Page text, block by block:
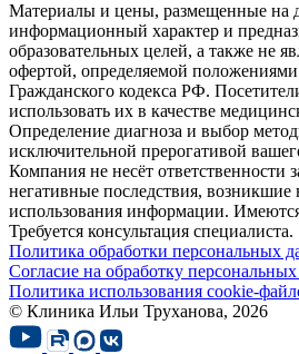
Материалы и цены, размещенные на
информационный характер и
образовательных целей, а также не
офертой, определяемой
Гражданского кодекса РФ.
использовать их в качестве
Определение диагноза и выбор
исключительной прерогативой
Компания не несёт ответственности
негативные последствия, возникшие
использования информации.
Требуется консультация специалиста.
Политика обработки персональных
Согласие на обработку
Политика использования cookie-
© Клиника Ильи Труханова, 2026